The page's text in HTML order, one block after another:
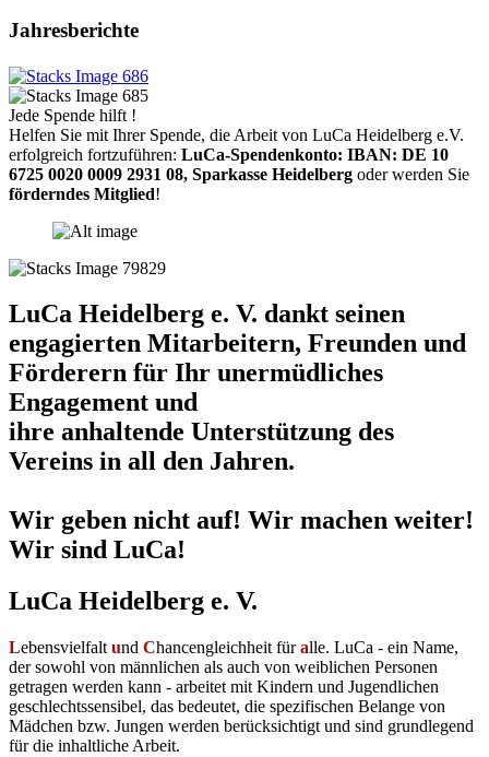
Jahresberichte
Jede Spende hilft !
Helfen Sie mit Ihrer Spende, die Arbeit von LuCa Heidelberg e.V.
erfolgreich fortzuführen: LuCa-Spendenkonto: IBAN: DE 10
6725 0020 0009 2931 08, Sparkasse Heidelberg oder werden Sie
förderndes Mitglied!
LuCa Heidelberg e. V. dankt seinen
engagierten Mitarbeitern, Freunden und
Förderern für Ihr unermüdliches
Engagement und
ihre anhaltende Unterstützung des
Vereins in all den Jahren.
Wir geben nicht auf! Wir machen weiter!
Wir sind LuCa!
LuCa Heidelberg e. V.
Lebensvielfalt und Chancengleichheit füralle. LuCa - ein Name,
der sowohl von männlichen als auch von weiblichen Personen
getragen werden kann - arbeitet mit Kindern und Jugendlichen
geschlechtssensibel, das bedeutet, die spezifischen Belange von
Mädchen bzw. Jungen werden berücksichtigt und sind grundlegend
für die inhaltliche Arbeit.